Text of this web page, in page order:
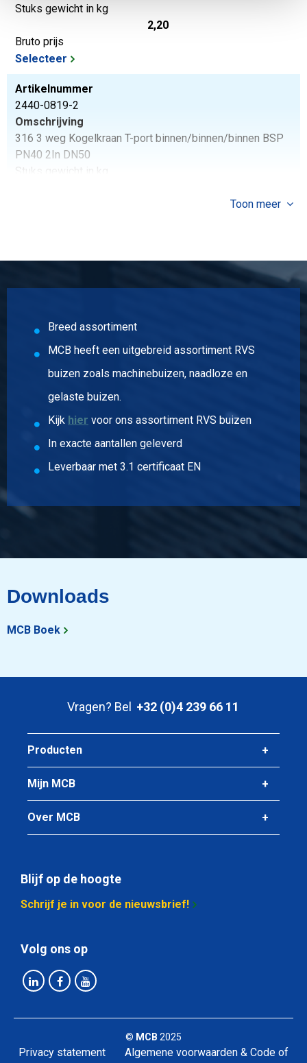
Stuks gewicht in kg
2,20
Bruto prijs
Selecteer
Artikelnummer
2440-0819-2
Omschrijving
316 3 weg Kogelkraan T-port binnen/binnen/binnen BSP
PN40 2In DN50
Stuks gewicht in kg
Toon meer
Breed assortiment
MCB heeft een uitgebreid assortiment RVS
buizen zoals machinebuizen, naadloze en
gelaste buizen.
Kijk hier voor ons assortiment RVS buizen
In exacte aantallen geleverd
Leverbaar met 3.1 certificaat EN
Downloads
MCB Boek
Vragen? Bel +32 (0)4 239 66 11
Producten
Mijn MCB
Over MCB
Blijf op de hoogte
Schrijf je in voor de nieuwsbrief!
Volg ons op
© MCB 2025
Privacy statement
Algemene voorwaarden & Code of